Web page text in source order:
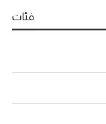
فئات